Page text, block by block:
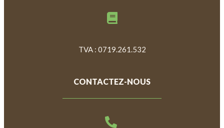
TVA : 0719.261.532
CONTACTEZ-NOUS